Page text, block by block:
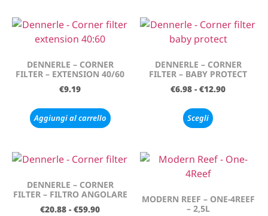
DENNERLE – CORNER
FILTER – EXTENSION 40/60
€9.19
Aggiungi al carrello
DENNERLE – CORNER
FILTER – BABY PROTECT
€6.98 - €12.90
Scegli
DENNERLE – CORNER
FILTER – FILTRO ANGOLARE
€20.88 - €59.90
MODERN REEF – ONE-4REEF
– 2,5L